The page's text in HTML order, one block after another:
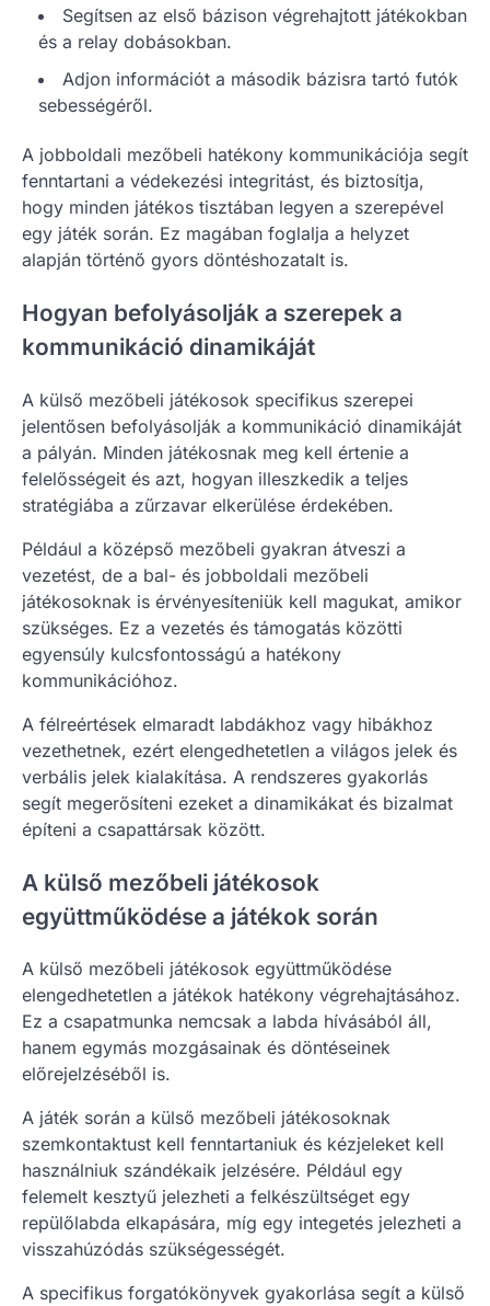
Segítsen az első bázison végrehajtott játékokban
és a relay dobásokban.
Adjon információt a második bázisra tartó futók
sebességéről.
A jobboldali mezőbeli hatékony kommunikációja segít
fenntartani a védekezési integritást, és biztosítja,
hogy minden játékos tisztában legyen a szerepével
egy játék során. Ez magában foglalja a helyzet
alapján történő gyors döntéshozatalt is.
Hogyan befolyásolják a szerepek a
kommunikáció dinamikáját
A külső mezőbeli játékosok specifikus szerepei
jelentősen befolyásolják a kommunikáció dinamikáját
a pályán. Minden játékosnak meg kell értenie a
felelősségeit és azt, hogyan illeszkedik a teljes
stratégiába a zűrzavar elkerülése érdekében.
Például a középső mezőbeli gyakran átveszi a
vezetést, de a bal- és jobboldali mezőbeli
játékosoknak is érvényesíteniük kell magukat, amikor
szükséges. Ez a vezetés és támogatás közötti
egyensúly kulcsfontosságú a hatékony
kommunikációhoz.
A félreértések elmaradt labdákhoz vagy hibákhoz
vezethetnek, ezért elengedhetetlen a világos jelek és
verbális jelek kialakítása. A rendszeres gyakorlás
segít megerősíteni ezeket a dinamikákat és bizalmat
építeni a csapattársak között.
A külső mezőbeli játékosok
együttműködése a játékok során
A külső mezőbeli játékosok együttműködése
elengedhetetlen a játékok hatékony végrehajtásához.
Ez a csapatmunka nemcsak a labda hívásából áll,
hanem egymás mozgásainak és döntéseinek
előrejelzéséből is.
A játék során a külső mezőbeli játékosoknak
szemkontaktust kell fenntartaniuk és kézjeleket kell
használniuk szándékaik jelzésére. Például egy
felemelt kesztyű jelezheti a felkészültséget egy
repülőlabda elkapására, míg egy integetés jelezheti a
visszahúzódás szükségességét.
A specifikus forgatókönyvek gyakorlása segít a külső